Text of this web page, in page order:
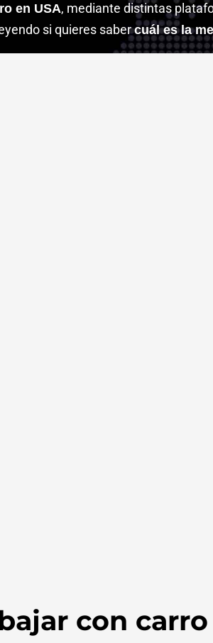
en USA, mediante distintas
si quieres sabercuál es la
con